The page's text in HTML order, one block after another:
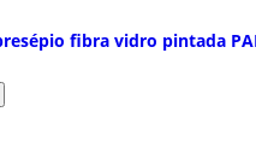
fibra vidro pintada